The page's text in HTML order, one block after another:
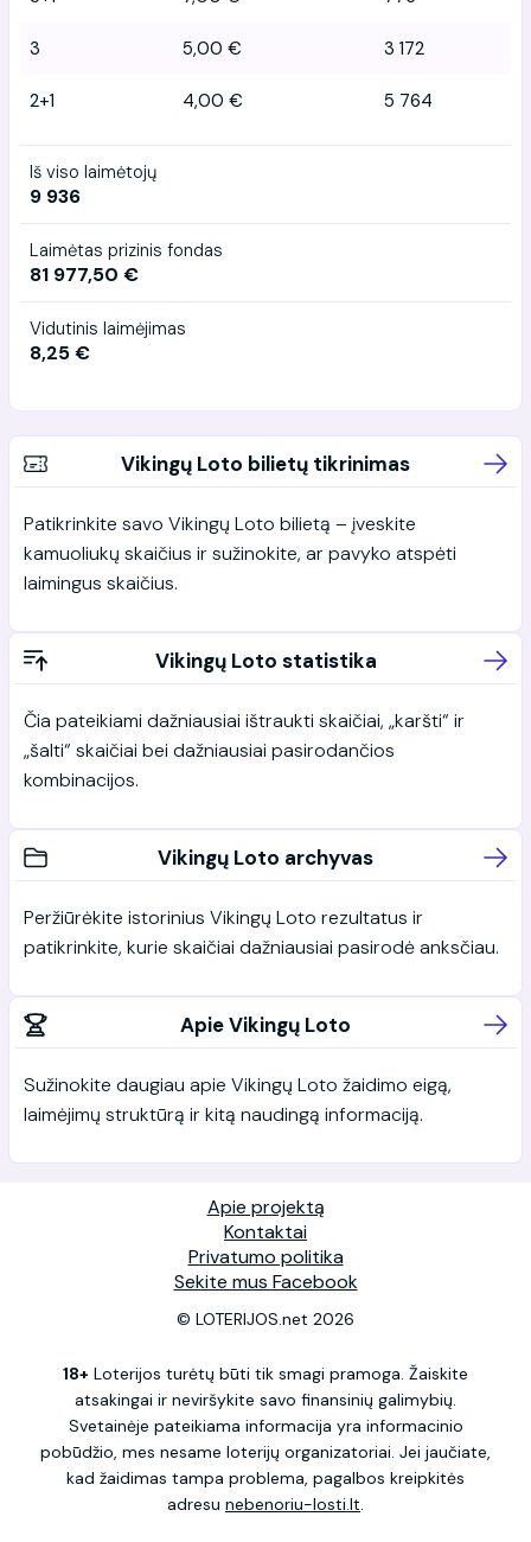
3 5,00 € 3 172
2+1 4,00 € 5 764
Iš viso laimėtojų
9 936
Laimėtas prizinis fondas
81 977,50 €
Vidutinis laimėjimas
8,25 €
Vikingų Loto bilietų tikrinimas
Patikrinkite savo Vikingų Loto bilietą – įveskite
kamuoliukų skaičius ir sužinokite, ar pavyko atspėti
laimingus skaičius.
Vikingų Loto statistika
Čia pateikiami dažniausiai ištraukti skaičiai, „karšti“ ir
„šalti“ skaičiai bei dažniausiai pasirodančios
kombinacijos.
Vikingų Loto archyvas
Peržiūrėkite istorinius Vikingų Loto rezultatus ir
patikrinkite, kurie skaičiai dažniausiai pasirodė anksčiau.
Apie Vikingų Loto
Sužinokite daugiau apie Vikingų Loto žaidimo eigą,
laimėjimų struktūrą ir kitą naudingą informaciją.
Apie projektą
Kontaktai
Privatumo politika
Sekite mus Facebook
© LOTERIJOS.net 2026
18+ Loterijos turėtų būti tik smagi pramoga. Žaiskite
atsakingai ir neviršykite savo finansinių galimybių.
Svetainėje pateikiama informacija yra informacinio
pobūdžio, mes nesame loterijų organizatoriai. Jei jaučiate,
kad žaidimas tampa problema, pagalbos kreipkitės
adresu nebenoriu-losti.lt